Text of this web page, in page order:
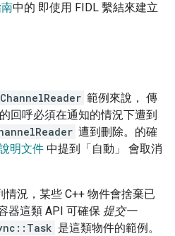
中的 即使用 FIDL 繫結來建立
ChannelReader 範例來說， 傳
的回呼必須在通知的情況下遭到
遭到刪除。的確
明文件 中提到「自動」 會取消
況，某些 C++ 物件會捨棄已
器這類 API 可確保 提交一
是這類物件的範例。